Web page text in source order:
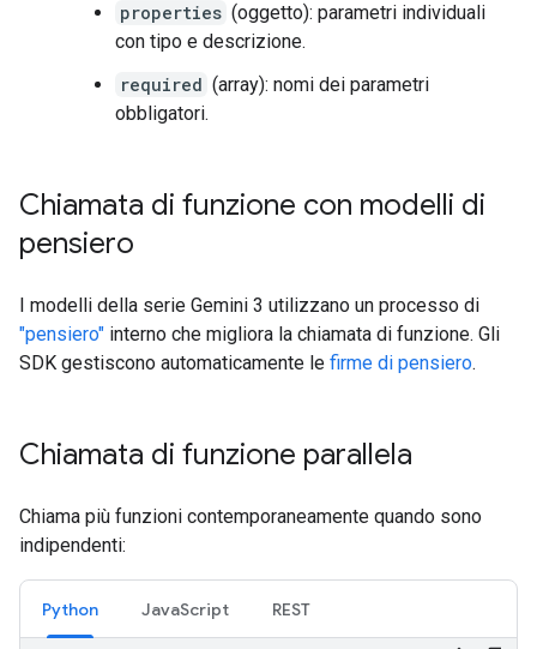
properties (oggetto): parametri individuali
con tipo e descrizione.
required (array): nomi dei parametri
obbligatori.
Chiamata di funzione con modelli di
pensiero
I modelli della serie Gemini 3 utilizzano un processo di
"pensiero" interno che migliora la chiamata di funzione. Gli
SDK gestiscono automaticamente le firme di pensiero.
Chiamata di funzione parallela
Chiama più funzioni contemporaneamente quando sono
indipendenti:
Python JavaScript REST